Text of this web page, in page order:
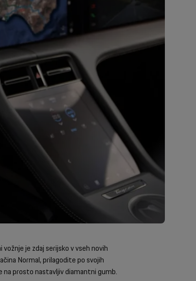
je zdaj serijsko v vseh novih
Normal, prilagodite po svojih
na prosto nastavljiv diamantni gumb.